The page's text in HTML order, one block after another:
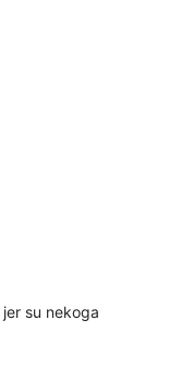
su nekoga